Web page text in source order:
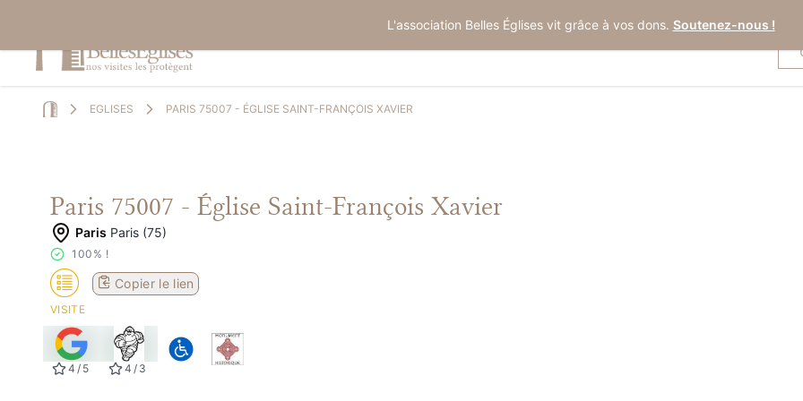
L'association Belles Églises vit grâce à vos dons. Soutenez-nous !
EGLISES PARIS 75007 - ÉGLISE SAINT-FRANÇOIS XAVIER
Paris 75007 - Église Saint-François Xavier
Paris Paris (75)
100% !
VISITE
Copier le lien
4 / 5 4 / 3